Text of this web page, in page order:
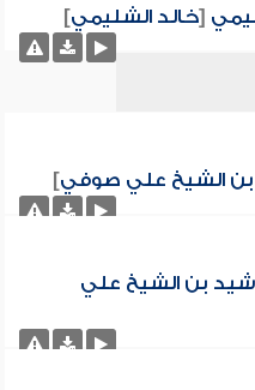
[خالد الشليمي]
بن الشيخ علي صوفي]
بن الشيخ علي